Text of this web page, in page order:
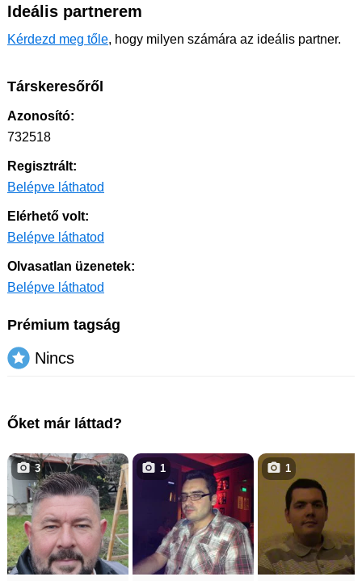
Ideális partnerem
Kérdezd meg tőle, hogy milyen számára az ideális partner.
Társkeresőről
Azonosító:
732518
Regisztrált:
Belépve láthatod
Elérhető volt:
Belépve láthatod
Olvasatlan üzenetek:
Belépve láthatod
Prémium tagság
Nincs
Őket már láttad?
3 1 1